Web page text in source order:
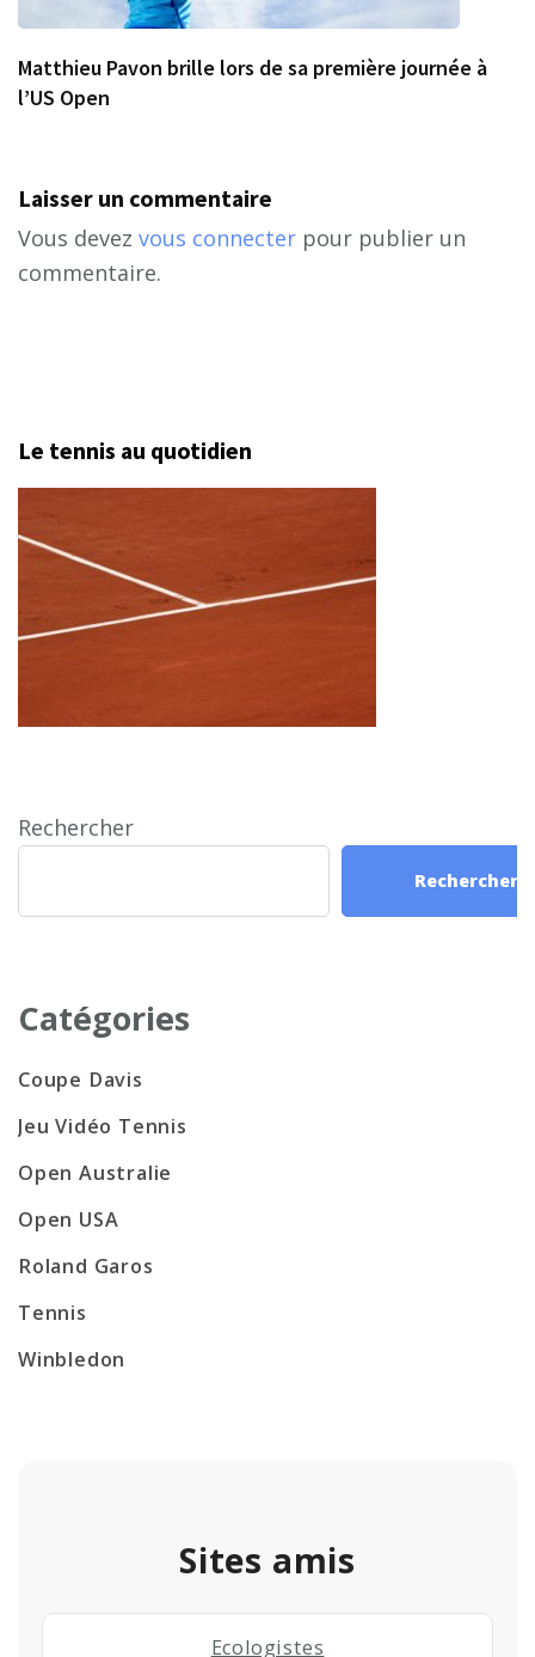
Matthieu Pavon brille lors de sa première journée à
l’US Open
Laisser un commentaire
Vous devez vous connecter pour publier un
commentaire.
Le tennis au quotidien
Rechercher
Rechercher
Catégories
Coupe Davis
Jeu Vidéo Tennis
Open Australie
Open USA
Roland Garos
Tennis
Winbledon
Sites amis
Ecologistes